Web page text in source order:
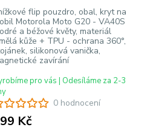
0 hodnocení
flip pouzdro, obal, kryt na
Motorola Moto G20 - VA40S
a béžové květy, materiál
kůže + TPU - ochrana 360°,
silikonová vanička,
zavírání
Kč
pro vás | Odesíláme za 2-3